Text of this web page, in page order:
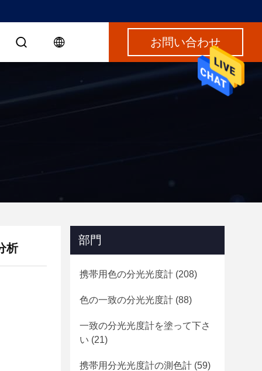
お問い合わせ
析
部門
携帯用色の分光光度計 (208)
色の一致の分光光度計 (88)
一致の分光光度計を塗って下さ
い (21)
携帯用分光光度計の測色計 (59)